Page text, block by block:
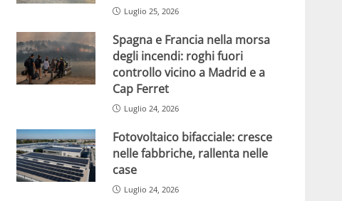
Luglio 25, 2026
Spagna e Francia nella morsa
degli incendi: roghi fuori
controllo vicino a Madrid e a
Cap Ferret
Luglio 24, 2026
Fotovoltaico bifacciale: cresce
nelle fabbriche, rallenta nelle
case
Luglio 24, 2026